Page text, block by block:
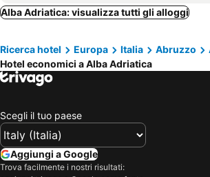
Hotel Leuco'
Breaking
Hotel Bernard
Medi
Hotel Villa Elena
Hotel
Hotel Blumen
Hotel President
Hotel Settibi
Hotel Ambassador
Hotel Royal
Alba Adriatica: visualizza tutti gli alloggi
Ricerca hotel Europa Italia Abruzzo
Hotel economici a Alba Adriatica
Scegli il tuo paese
Aggiungi a Google
Trova facilmente i nostri risultati: